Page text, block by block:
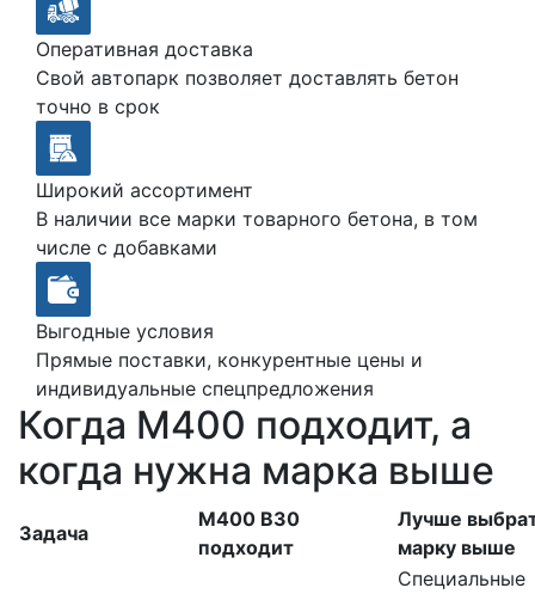
Оперативная доставка
Свой автопарк позволяет доставлять бетон
точно в срок
Широкий ассортимент
В наличии все марки товарного бетона, в том
числе с добавками
Выгодные условия
Прямые поставки, конкурентные цены и
индивидуальные спецпредложения
Когда М400 подходит, а
когда нужна марка выше
Задача
М400 В30
подходит
Лучше
марку выше
Специальные